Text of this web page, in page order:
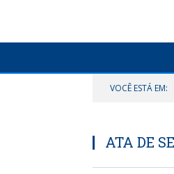
VOCÊ ESTÁ EM:
ATA DE